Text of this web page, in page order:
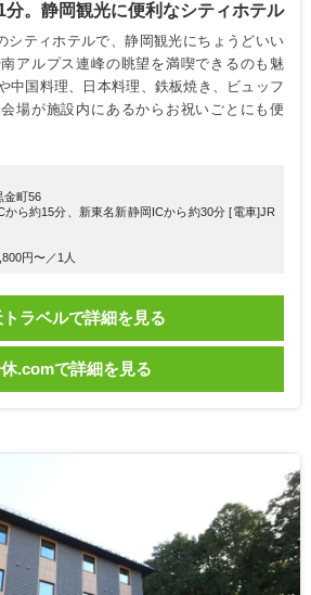
。静岡観光に便利なシティホテル
シティホテルで、静岡観光にちょうどいい
アルプス連峰の眺望を満喫できるのも魅
中国料理、日本料理、鉄板焼き、ビュッフ
場が施設内にあるからお祝いごとにも便
金町56
から約15分、新東名新静岡ICから約30分 [電車]JR
円〜／1人
ラベルで詳細を見る
.comで詳細を見る